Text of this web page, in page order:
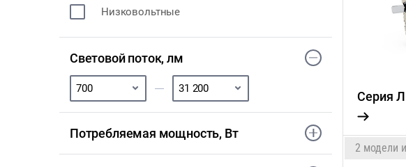
Низковольтные
Световой поток, лм
Потребляемая мощность, Вт
Серия
2 модели